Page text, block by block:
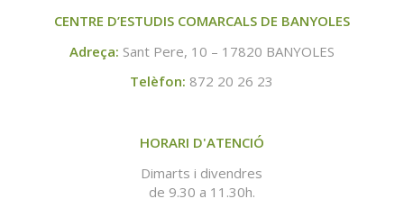
CENTRE D’ESTUDIS COMARCALS DE BANYOLES
Adreça: Sant Pere, 10 – 17820 BANYOLES
Telèfon: 872 20 26 23
HORARI D'ATENCIÓ
Dimarts i divendres
de 9.30 a 11.30h.